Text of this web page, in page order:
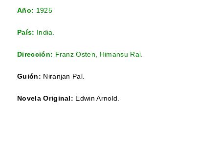
Año: 1925
País: India.
Dirección: Franz Osten, Himansu Rai.
Guión: Niranjan Pal.
Novela Original: Edwin Arnold.